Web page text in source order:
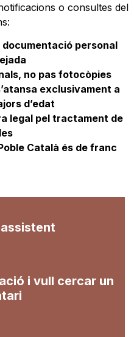
o consultes del
personal
no pas fotocòpies
exclusivament a
d’edat
legal pel tractament de
Català és de franc
i vull cercar un